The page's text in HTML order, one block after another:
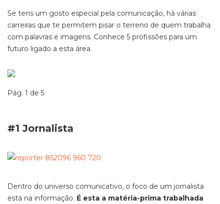
Se tens um gosto especial pela comunicação, há várias
carreiras que te permitem pisar o terreno de quem trabalha
com palavras e imagens. Conhece 5 profissões para um
futuro ligado a esta área.
Pág. 1 de 5
#1 Jornalista
Dentro do universo comunicativo, o foco de um jornalista
está na informação. É esta a matéria-prima trabalhada